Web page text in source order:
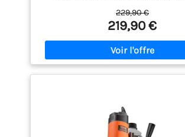
matériaux les plus résistants à une
850 tr/min. Diamètre de perçage
Profondeur de perçage maximale :
Découvrez sa puissance : Avec une
maintien de 13000 N/2922 lbf, cette
magnétique est dotée d'un noyau en
perçage précis et efficace pour des
différents diamètres Sécurité et
pour la sécurité, cette perceuse
229,90 €
219,90 €